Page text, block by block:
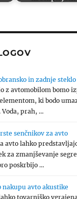
in zadnje
z avtomobilom bomo
ki bodo
prah, …
senčnikov za avto
avto lahko
za zmanjševanje
poskrbijo …
nakupu avto akustike
tovarniško